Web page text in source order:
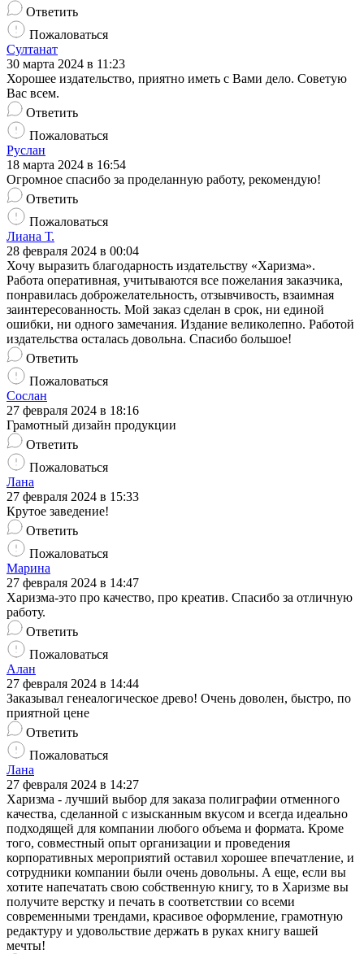
Ответить
Пожаловаться
Султанат
30 марта 2024 в 11:23
Хорошее издательство, приятно иметь с Вами дело. Советую
Вас всем.
Ответить
Пожаловаться
Руслан
18 марта 2024 в 16:54
Огромное спасибо за проделанную работу, рекомендую!
Ответить
Пожаловаться
Лиана Т.
28 февраля 2024 в 00:04
Хочу выразить благодарность издательству «Харизма».
Работа оперативная, учитываются все пожелания заказчика,
понравилась доброжелательность, отзывчивость, взаимная
заинтересованность. Мой заказ сделан в срок, ни единой
ошибки, ни одного замечания. Издание великолепно. Работой
издательства осталась довольна. Спасибо большое!
Ответить
Пожаловаться
Сослан
27 февраля 2024 в 18:16
Грамотный дизайн продукции
Ответить
Пожаловаться
Лана
27 февраля 2024 в 15:33
Крутое заведение!
Ответить
Пожаловаться
Марина
27 февраля 2024 в 14:47
Харизма-это про качество, про креатив. Спасибо за отличную
работу.
Ответить
Пожаловаться
Алан
27 февраля 2024 в 14:44
Заказывал генеалогическое древо! Очень доволен, быстро, по
приятной цене
Ответить
Пожаловаться
Лана
27 февраля 2024 в 14:27
Харизма - лучший выбор для заказа полиграфии отменного
качества, сделанной с изысканным вкусом и всегда идеально
подходящей для компании любого объема и формата. Кроме
того, совместный опыт организации и проведения
корпоративных мероприятий оставил хорошее впечатление, и
сотрудники компании были очень довольны. А еще, если вы
хотите напечатать свою собственную книгу, то в Харизме вы
получите верстку и печать в соответствии со всеми
современными трендами, красивое оформление, грамотную
редактуру и удовольствие держать в руках книгу вашей
мечты!